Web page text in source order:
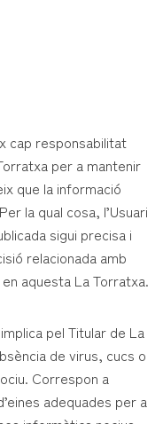
cap responsabilitat
per a mantenir
que la informació
la qual cosa, l’Usuari
sigui precisa i
relacionada amb
aquesta La Torratxa.
pel Titular de La
de virus, cucs o
Correspon a
adequades per a